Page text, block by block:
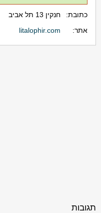
כתובת:
חנקין 13 תל אביב
אתר:
litalophir.com
תגובות